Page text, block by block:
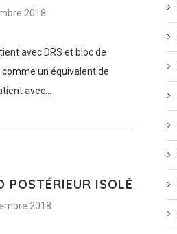
2018
avec DRS et bloc de
un équivalent de
avec…
POSTÉRIEUR ISOLÉ
2018